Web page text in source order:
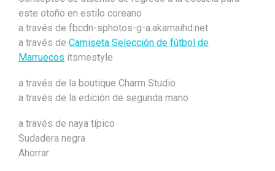
este otoño en estilo coreano
a través de fbcdn-sphotos-g-a.akamaihd.net
a través de Camiseta Selección de fútbol de
Marruecos itsmestyle
a través de la boutique Charm Studio
a través de la edición de segunda mano
a través de naya típico
Sudadera negra
Ahorrar